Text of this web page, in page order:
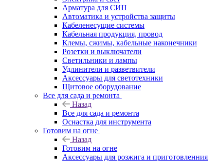
Арматура для СИП
Автоматика и устройства защиты
Кабеленесущие системы
Кабельная продукция, провод
Клемы, сжимы, кабельные наконечники
Розетки и выключатели
Светильники и лампы
Удлинители и разветвители
Аксессуары для светотехники
Щитовое оборудование
Все для сада и ремонта
Назад
Все для сада и ремонта
Оснастка для инструмента
Готовим на огне
Назад
Готовим на огне
Аксессуары для розжига и приготовленния